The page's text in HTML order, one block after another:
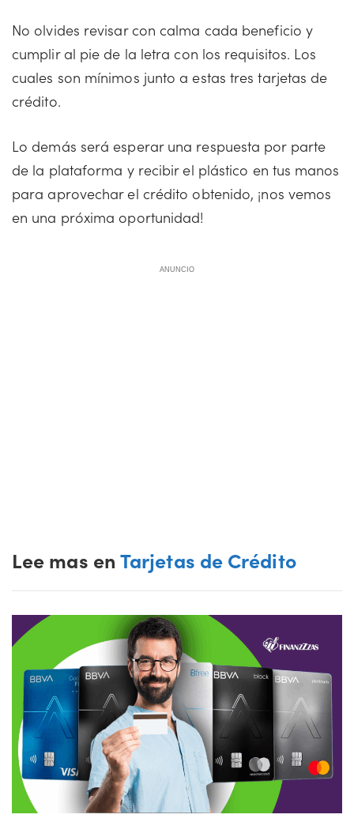
No olvides revisar con calma cada beneficio y
cumplir al pie de la letra con los requisitos. Los
cuales son mínimos junto a estas tres tarjetas de
crédito.
Lo demás será esperar una respuesta por parte
de la plataforma y recibir el plástico en tus manos
para aprovechar el crédito obtenido, ¡nos vemos
en una próxima oportunidad!
ANUNCIO
Lee mas en Tarjetas de Crédito